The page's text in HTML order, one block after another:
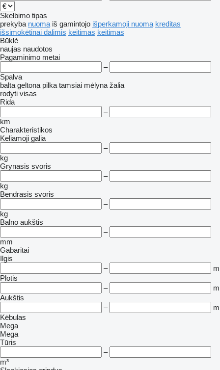
Skelbimo tipas
prekyba nuoma iš gamintojo išperkamoji nuoma kreditas
išsimokėtinai dalimis keitimas keitimas
Būklė
naujas naudotos
Pagaminimo metai
–
Spalva
balta geltona pilka tamsiai mėlyna žalia
rodyti visas
Rida
–
km
Charakteristikos
Keliamoji galia
–
kg
Grynasis svoris
–
kg
Bendrasis svoris
–
kg
Balno aukštis
–
mm
Gabaritai
Ilgis
–
m
Plotis
–
m
Aukštis
–
m
Kėbulas
Mega
Mega
Tūris
–
m³